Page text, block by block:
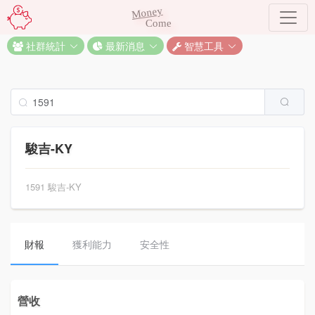
Money
Come
社群統計 最新消息 智慧工具
駿吉-KY
1591 駿吉-KY
財報 獲利能力 安全性
營收